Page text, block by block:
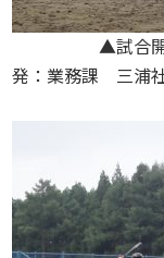
▲試
発：業務課 三浦